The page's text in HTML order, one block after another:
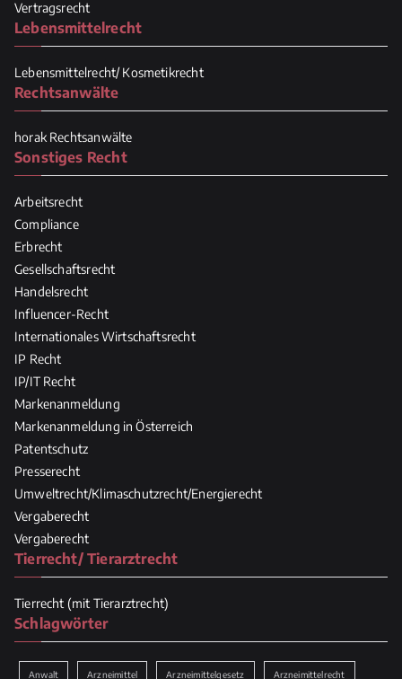
Vertragsrecht
Lebensmittelrecht
Lebensmittelrecht/ Kosmetikrecht
Rechtsanwälte
horak Rechtsanwälte
Sonstiges Recht
Arbeitsrecht
Compliance
Erbrecht
Gesellschaftsrecht
Handelsrecht
Influencer-Recht
Internationales Wirtschaftsrecht
IP Recht
IP/IT Recht
Markenanmeldung
Markenanmeldung in Österreich
Patentschutz
Presserecht
Umweltrecht/Klimaschutzrecht/Energierecht
Vergaberecht
Vergaberecht
Tierrecht/ Tierarztrecht
Tierrecht (mit Tierarztrecht)
Schlagwörter
Anwalt Arzneimittel Arzneimittelgesetz Arzneimittelrecht